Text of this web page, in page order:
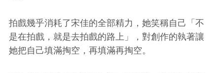
拍戲幾乎消耗了宋佳的全部精力，她笑稱自己「不
是在拍戲，就是去拍戲的路上」，對創作的執著讓
她把自己填滿掏空，再填滿再掏空。